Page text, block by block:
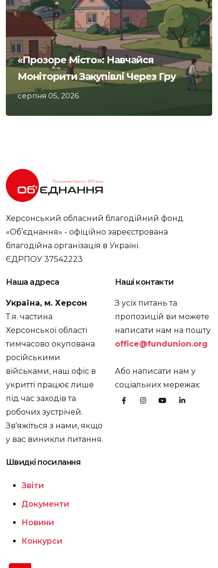
«Прозоре Місто»: Навчайся
Моніторити Закупівлі Через Гру
серпня 05, 2026
Херсонський обласний благодійний фонд
«Об’єднання» - офіційно зареєстрована
благодійна організація в Україні.
ЄДРПОУ 37542223
Наша адреса
Україна, м. Херсон
Т.я. частина
Херсонської області
тимчасово окупована
російськими
військами, наш офіс в
укритті працює лише
під час заходів та
робочих зустрічей.
Зв'яжіться з нами, якщо
у вас виникли питання.
Наші контакти
З усіх питань та
пропозицій ви можете
написати нам на пошту
office@fundunion.org
Або написати нам у
соціальних мережах:
Швидкі посилання
Звіти
Документи
Новини
Конкурси